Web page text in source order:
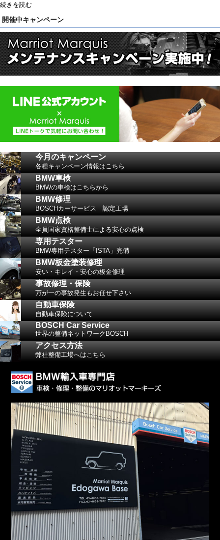
続きを読む
開催中キャンペーン
今月のキャンペーン
各種キャンペーン情報はこちら
BMW車検
BMWの車検はこちらから
BMW修理
BOSCHカーサービス 認定工場
BMW点検
全員国家資格整備士による安心の点検
専用テスター
BMW専用テスター「ISTA」完備
BMW板金塗装修理
安い・キレイ・安心の板金修理
事故修理・保険
万が一の事故発生もお任せ下さい
自動車保険
自動車保険について
BOSCH Car Service
世界の整備ネットワークBOSCH
アクセス方法
弊社整備工場へはこちら